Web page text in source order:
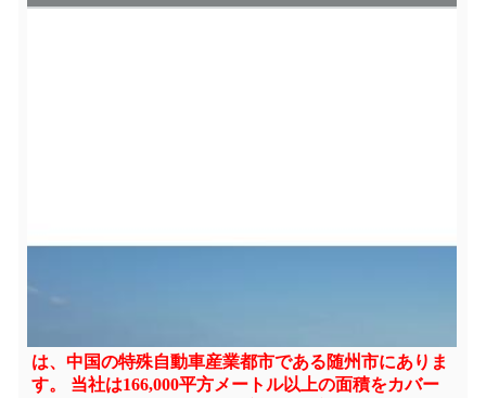
は、中国の特殊自動車産業都市である随州市にありま
す。 当社は166,000平方メートル以上の面積をカバー